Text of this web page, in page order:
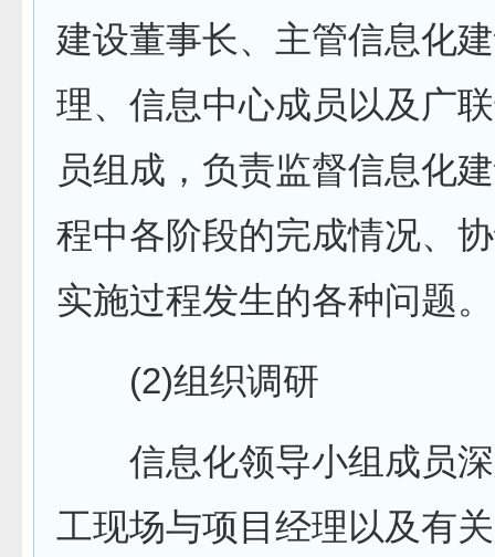
建设董事长、主管信息化
理、信息中心成员以及广
员组成，负责监督信息化
程中各阶段的完成情况、
实施过程发生的各种问题。
(2)组织调研
信息化领导小组成员深
工现场与项目经理以及有